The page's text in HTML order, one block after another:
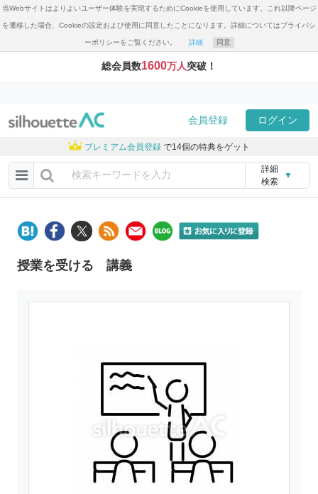
当Webサイトはよりよいユーザー体験を実現するためにCookieを使用しています。これ以降ページ
を遷移した場合、Cookieの設定および使用に同意したことになります。詳細についてはプライバシ
ーポリシーをご覧ください。 詳細 同意
総会員数1600万人突破！
会員登録 ログイン
プレミアム会員登録 で14個の特典をゲット
詳細
検索
▼
授業を受ける 講義